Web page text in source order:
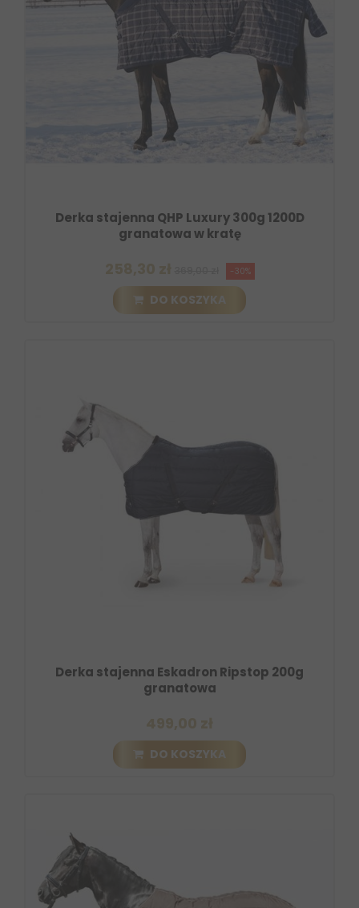
Derka stajenna QHP Luxury 300g 1200D
granatowa w kratę
-30%
DO KOSZYKA
Derka stajenna Eskadron Ripstop 200g
granatowa
DO KOSZYKA